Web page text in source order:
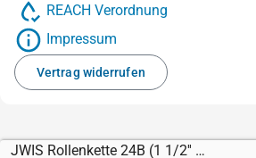
JWIS Rollenkette 24B (1 1/2'' x 1'')
REACH Verordnung
Impressum
Vertrag widerrufen